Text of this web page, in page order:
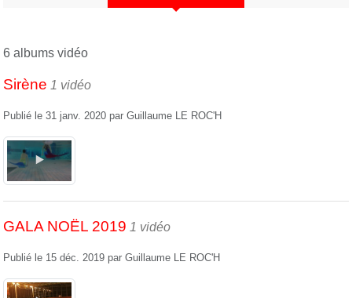
6 albums vidéo
Sirène 1 vidéo
Publié le 31 janv. 2020 par Guillaume LE ROC'H
GALA NOËL 2019 1 vidéo
Publié le 15 déc. 2019 par Guillaume LE ROC'H